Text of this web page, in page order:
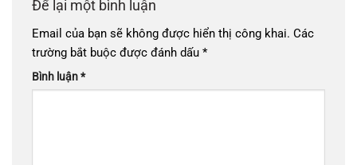
Để lại một bình luận
Email của bạn sẽ không được hiển thị công khai. Các
trường bắt buộc được đánh dấu *
Bình luận*